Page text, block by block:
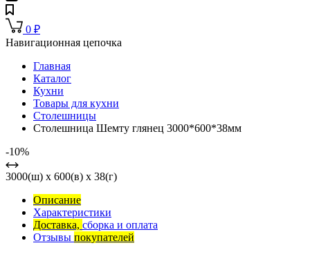
0 ₽
Навигационная цепочка
Главная
Каталог
Кухни
Товары для кухни
Столешницы
Столешница Шемту глянец 3000*600*38мм
-10%
3000(ш) x 600(в) x 38(г)
Описание
Характеристики
Доставка, сборка и оплата
Отзывы покупателей